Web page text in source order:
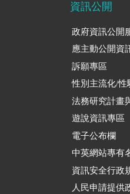
資訊公開
政府資訊公開
應主動公開資
訴願專區
性別主流化/性
法務研究計畫
遊說資訊專區
電子公布欄
中英網站專有
資訊安全行政
人民申請提供